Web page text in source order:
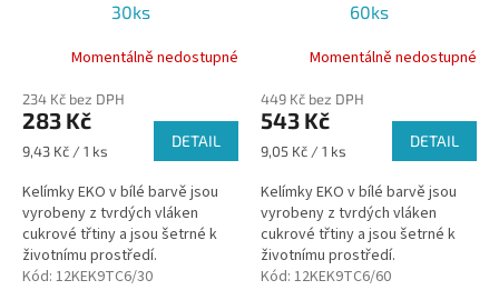
30ks
Momentálně nedostupné
234 Kč bez DPH
283 Kč
Měrná
9,43 Kč / 1 ks
DETAIL
Kelímky EKO v bílé barvě jsou
vyrobeny z tvrdých vláken
cukrové třtiny a jsou šetrné k
životnímu prostředí.
Kód: 12KEK9TC6/30
60ks
Momentálně nedostupné
449 Kč bez DPH
543 Kč
Měrná
9,05 Kč / 1 ks
DETAIL
Kelímky EKO v bílé barvě jsou
vyrobeny z tvrdých vláken
cukrové třtiny a jsou šetrné k
životnímu prostředí.
Kód: 12KEK9TC6/60